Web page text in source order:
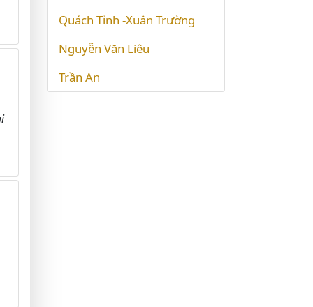
Quách Tỉnh -Xuân Trường
Nguyễn Văn Liêu
Trần An